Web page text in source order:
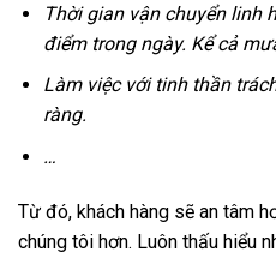
Thời gian vận chuyển linh
điểm trong ngày. Kể cả
Làm việc với tinh thần
ràng.
…
Từ đó, khách hàng sẽ an tâm
chúng tôi hơn. Luôn thấu hiểu